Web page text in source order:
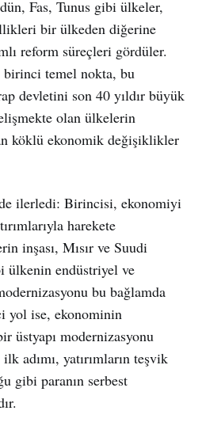
Fas, Tunus gibi ülkeler,
bir ülkeden diğerine
reform süreçleri gördüler.
birinci temel nokta, bu
devletini son 40 yıldır büyük
olan ülkelerin
köklü ekonomik değişiklikler
ilerledi: Birincisi, ekonomiyi
harekete
inşası, Mısır ve Suudi
ülkenin endüstriyel ve
bu bağlamda
yol ise, ekonominin
üstyapı modernizasyonu
adımı, yatırımların teşvik
gibi paranın serbest